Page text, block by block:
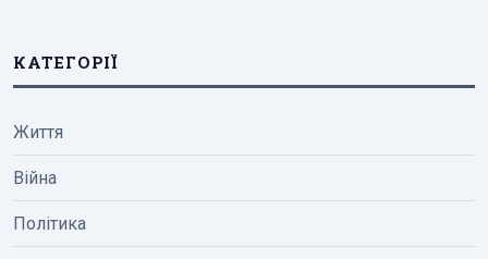
КАТЕГОРІЇ
Життя
Війна
Політика